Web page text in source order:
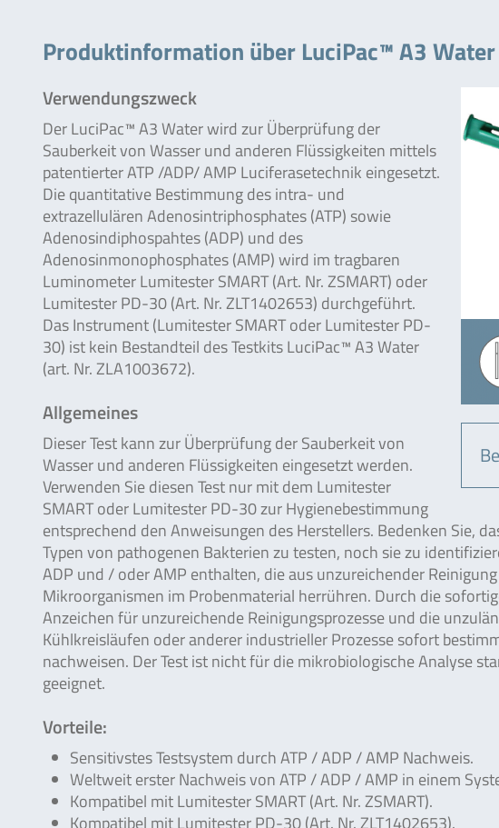
Produktinformation über LuciPac™ A3 Water
Verwendungszweck
Der LuciPac™ A3 Water wird zur Überprüfung der
Sauberkeit von Wasser und anderen Flüssigkeiten mittels
patentierter ATP /ADP/ AMP Luciferasetechnik eingesetzt.
Die quantitative Bestimmung des intra- und
extrazellulären Adenosintriphosphates (ATP) sowie
Adenosindiphospahtes (ADP) und des
Adenosinmonophosphates (AMP) wird im tragbaren
Luminometer Lumitester SMART (Art. Nr. ZSMART) oder
Lumitester PD-30 (Art. Nr. ZLT1402653) durchgeführt.
Das Instrument (Lumitester SMART oder Lumitester PD-
30) ist kein Bestandteil des Testkits LuciPac™ A3 Water
(art. Nr. ZLA1003672).
Allgemeines
Dieser Test kann zur Überprüfung der Sauberkeit von
Wasser und anderen Flüssigkeiten eingesetzt werden.
Verwenden Sie diesen Test nur mit dem Lumitester
SMART oder Lumitester PD-30 zur Hygienebestimmung
entsprechend den Anweisungen des Herstellers. Bedenken Sie,
Typen von pathogenen Bakterien zu testen, noch sie zu
ADP und / oder AMP enthalten, die aus unzureichender
Mikroorganismen im Probenmaterial herrühren. Durch die
Anzeichen für unzureichende Reinigungsprozesse und die
Kühlkreisläufen oder anderer industrieller Prozesse sofort
nachweisen. Der Test ist nicht für die mikrobiologische Analyse
geeignet.
Vorteile:
Sensitivstes Testsystem durch ATP / ADP / AMP Nachweis.
Weltweit erster Nachweis von ATP / ADP / AMP in einem
Kompatibel mit Lumitester SMART (Art. Nr. ZSMART).
Kompatibel mit Lumitester PD-30 (Art. Nr. ZLT1402653).